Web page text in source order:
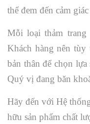
thể đem đến cảm
Mỗi loại thảm
Khách hàng nên tùy
bản thân để chọn
Quý vị đang băn
Hãy đến với Hệ
hữu sản phẩm chất